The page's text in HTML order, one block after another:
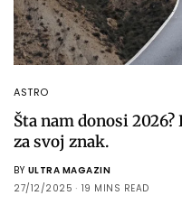
ASTRO
Šta nam donosi
za svoj znak.
BY ULTRA MAGAZIN
27/12/2025
19 MINS READ